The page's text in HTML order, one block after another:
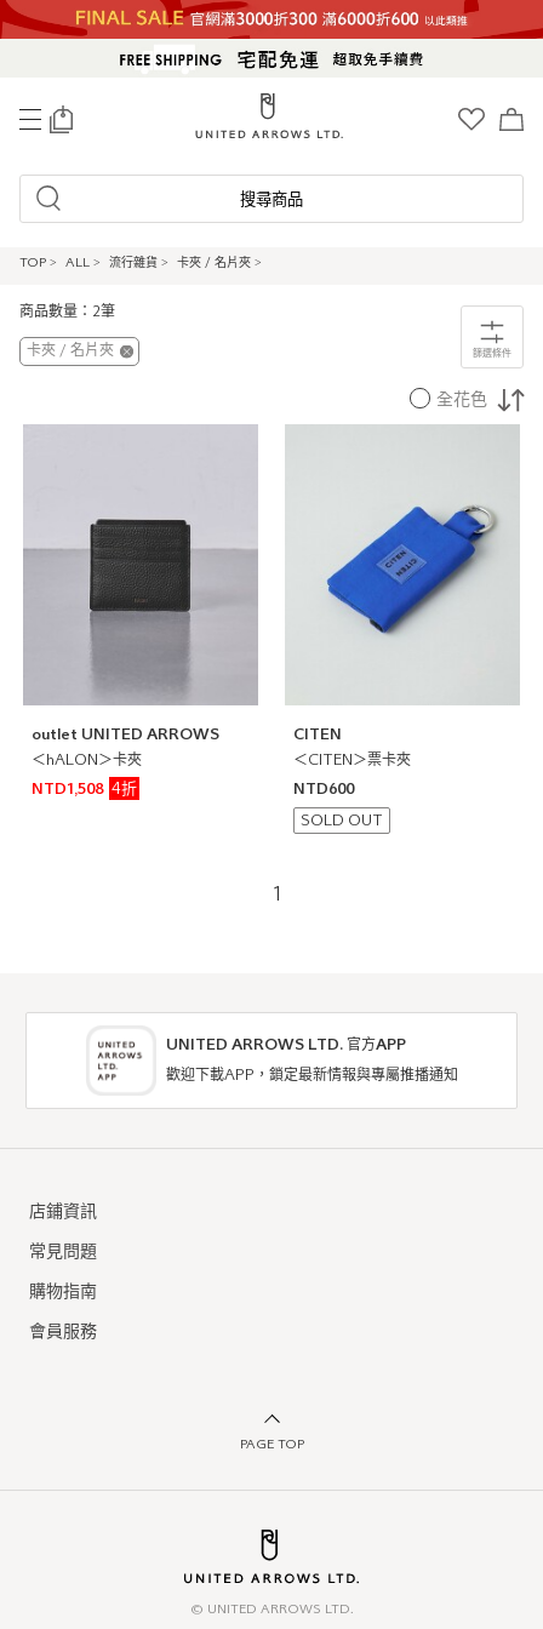
搜尋商品
TOP > ALL > 流行雜貨 > 卡夾 / 名片夾 >
商品數量：2筆
篩選條件
卡夾 / 名片夾
全花色
outlet UNITED ARROWS
＜hALON＞卡夾
NTD1,508
4折
CITEN
＜CITEN＞票卡夾
NTD600
SOLD OUT
1
UNITED ARROWS LTD. 官方APP
歡迎下載APP，鎖定最新情報與專屬推播通知
店鋪資訊
常見問題
購物指南
會員服務
PAGE TOP
© UNITED ARROWS LTD.